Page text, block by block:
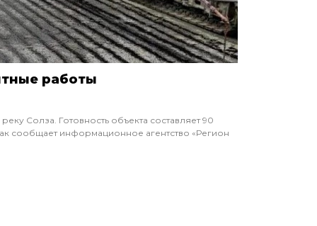
работы
Солза. Готовность объекта составляет 90
сообщает информационное агентство «Регион